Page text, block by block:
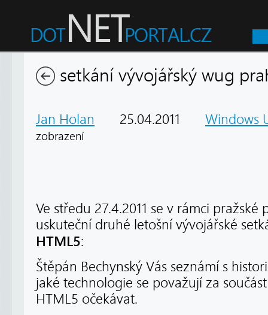
setkání vývojářský wug
Jan Holan 25.04.2011 Windows
zobrazení
Ve středu 27.4.2011 se v rámci pražské
uskuteční druhé letošní vývojářské
HTML5:
Štěpán Bechynský Vás seznámí s
jaké technologie se považují za
HTML5 očekávat.